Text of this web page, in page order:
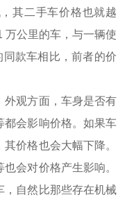
其二手车价格也就越
万公里的车，与一辆使
款车相比，前者的价
外观方面，车身是否有
都会影响价格。如果车
价格也会大幅下降。
会对价格产生影响。
，自然比那些存在机械